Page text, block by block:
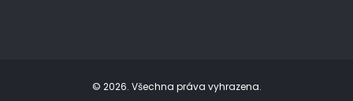
© 2026. Všechna práva vyhrazena.